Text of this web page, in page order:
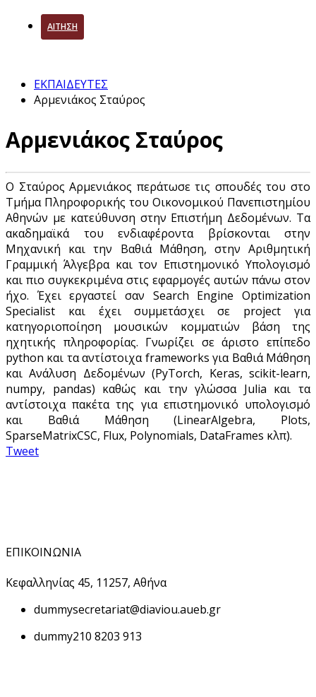
ΑΙΤΗΣΗ
ΕΚΠΑΙΔΕΥΤΕΣ
Αρμενιάκος Σταύρος
Αρμενιάκος Σταύρος
Ο Σταύρος Αρμενιάκος περάτωσε τις σπουδές του στο
Τμήμα Πληροφορικής του Οικονομικού Πανεπιστημίου
Αθηνών με κατεύθυνση στην Επιστήμη Δεδομένων. Τα
ακαδημαϊκά του ενδιαφέροντα βρίσκονται στην
Μηχανική και την Βαθιά Μάθηση, στην Αριθμητική
Γραμμική Άλγεβρα και τον Επιστημονικό Υπολογισμό
και πιο συγκεκριμένα στις εφαρμογές αυτών πάνω στον
ήχο. Έχει εργαστεί σαν Search Engine Optimization
Specialist και έχει συμμετάσχει σε project για
κατηγοριοποίηση μουσικών κομματιών βάση της
ηχητικής πληροφορίας. Γνωρίζει σε άριστο επίπεδο
python και τα αντίστοιχα frameworks για Βαθιά Μάθηση
και Ανάλυση Δεδομένων (PyTorch, Keras, scikit-learn,
numpy, pandas) καθώς και την γλώσσα Julia και τα
αντίστοιχα πακέτα της για επιστημονικό υπολογισμό
και Βαθιά Μάθηση (LinearAlgebra, Plots,
SparseMatrixCSC, Flux, Polynomials, DataFrames κλπ).
Tweet
ΕΠΙΚΟΙΝΩΝΙΑ
Κεφαλληνίας 45, 11257, Αθήνα
dummysecretariat@diaviou.aueb.gr
dummy210 8203 913